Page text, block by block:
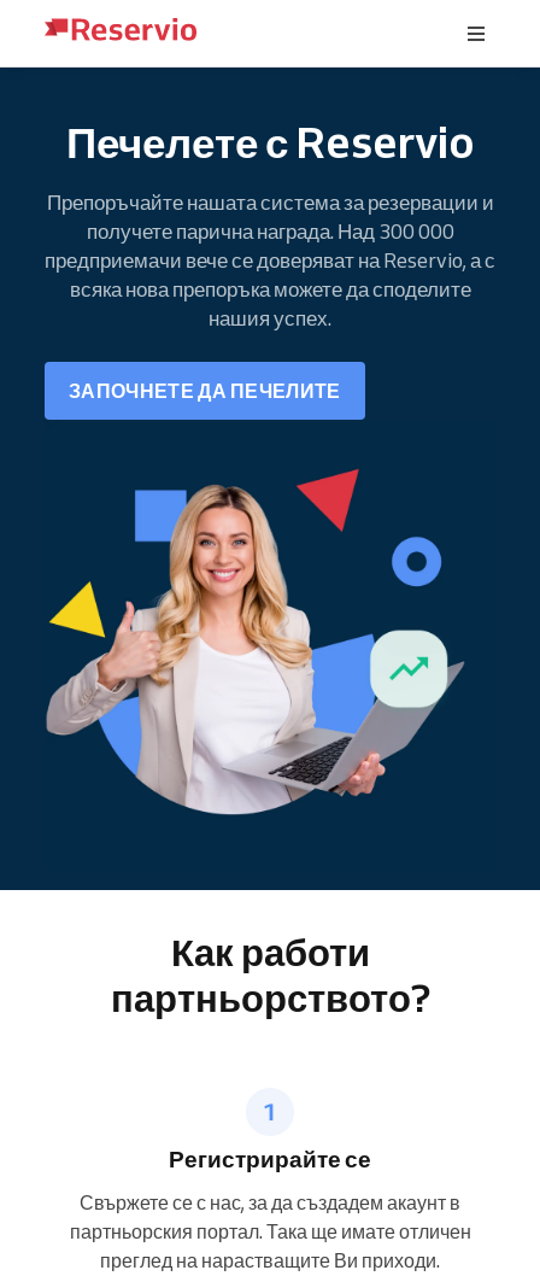
Печелете с Reservio
Препоръчайте нашата система за резервации и
получете парична награда. Над 300 000
предприемачи вече се доверяват на Reservio, а с
всяка нова препоръка можете да споделите
нашия успех.
ЗАПОЧНЕТЕ ДА ПЕЧЕЛИТЕ
Как работи
партньорството?
Регистрирайте се
Свържете се с нас, за да създадем акаунт в
партньорския портал. Така ще имате отличен
преглед на нарастващите Ви приходи.